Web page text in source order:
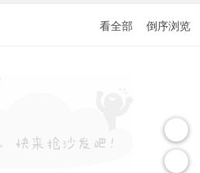
看全部 倒序浏览